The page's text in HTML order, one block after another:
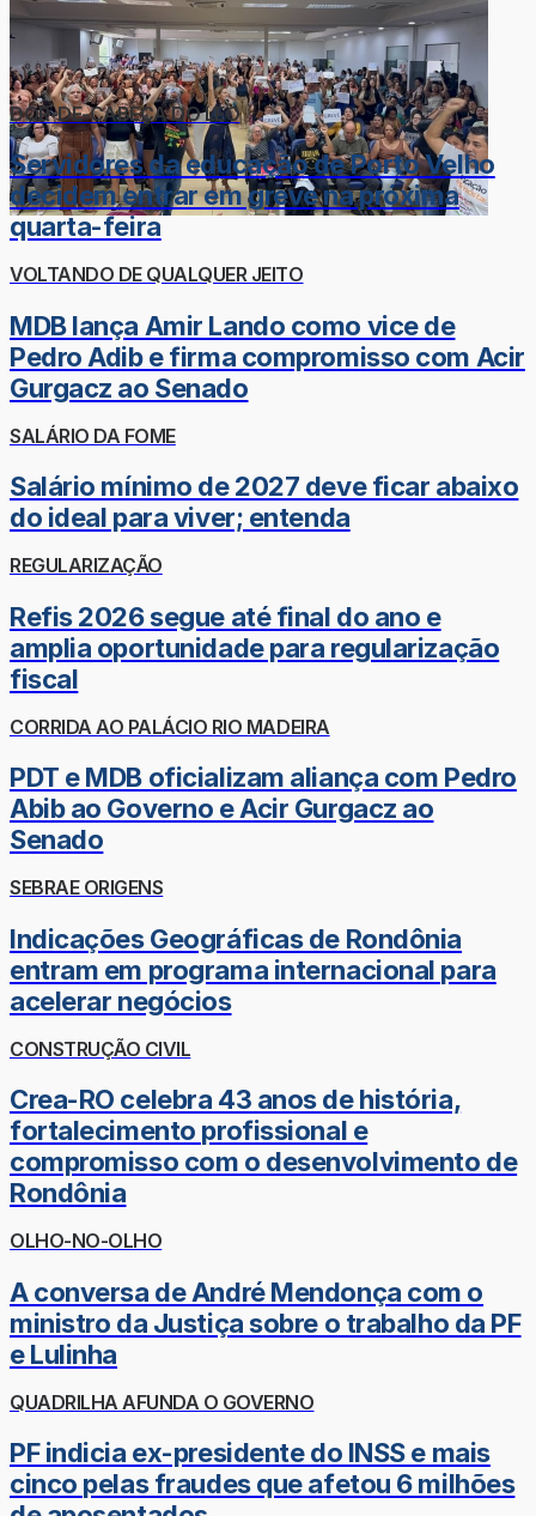
DOR-DE-CABEÇA DO LÉO
Servidores da educação de Porto Velho
decidem entrar em greve na próxima
quarta-feira
VOLTANDO DE QUALQUER JEITO
MDB lança Amir Lando como vice de
Pedro Adib e firma compromisso com Acir
Gurgacz ao Senado
SALÁRIO DA FOME
Salário mínimo de 2027 deve ficar abaixo
do ideal para viver; entenda
REGULARIZAÇÃO
Refis 2026 segue até final do ano e
amplia oportunidade para regularização
fiscal
CORRIDA AO PALÁCIO RIO MADEIRA
PDT e MDB oficializam aliança com Pedro
Abib ao Governo e Acir Gurgacz ao
Senado
SEBRAE ORIGENS
Indicações Geográficas de Rondônia
entram em programa internacional para
acelerar negócios
CONSTRUÇÃO CIVIL
Crea-RO celebra 43 anos de história,
fortalecimento profissional e
compromisso com o desenvolvimento de
Rondônia
OLHO-NO-OLHO
A conversa de André Mendonça com o
ministro da Justiça sobre o trabalho da PF
e Lulinha
QUADRILHA AFUNDA O GOVERNO
PF indicia ex-presidente do INSS e mais
cinco pelas fraudes que afetou 6 milhões